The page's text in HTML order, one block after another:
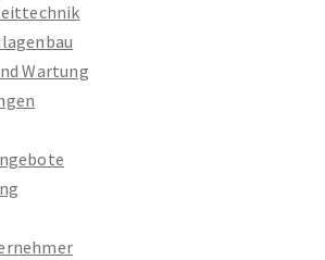
Wartung